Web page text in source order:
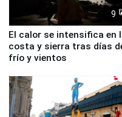
9
El calor se intensifica en
costa y sierra tras días
frío y vientos